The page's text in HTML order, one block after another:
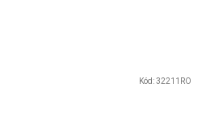
Kód:32211RO